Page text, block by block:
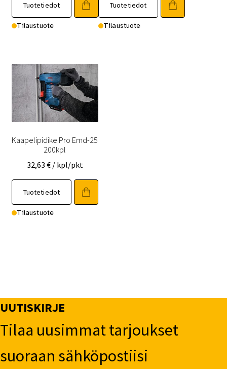
Tuotetiedot
Tilaustuote
Tuotetiedot
Tilaustuote
Kaapelipidike Pro Emd-25
200kpl
32,63 € / kpl/pkt
Tuotetiedot
Tilaustuote
UUTISKIRJE
Tilaa uusimmat tarjoukset
suoraan sähköpostiisi